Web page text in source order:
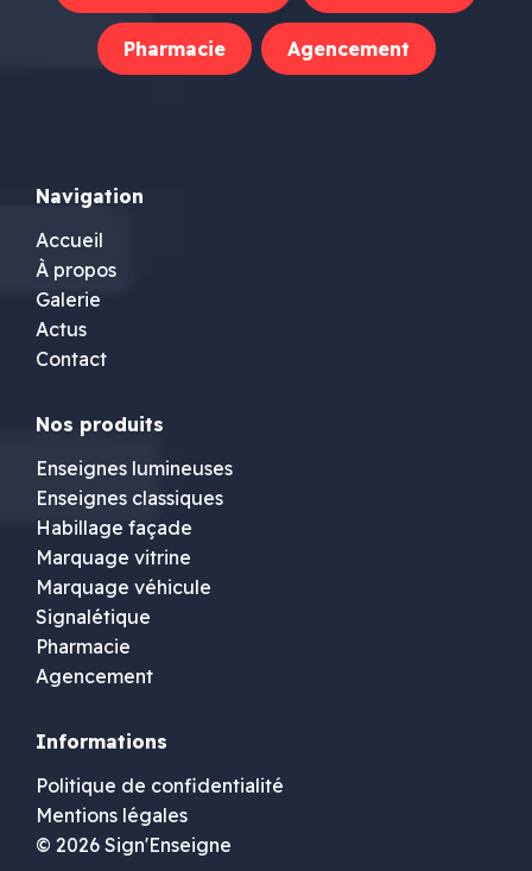
Pharmacie Agencement
Navigation
Accueil
À propos
Galerie
Actus
Contact
Nos produits
Enseignes lumineuses
Enseignes classiques
Habillage façade
Marquage vitrine
Marquage véhicule
Signalétique
Pharmacie
Agencement
Informations
Politique de confidentialité
Mentions légales
© 2026 Sign'Enseigne